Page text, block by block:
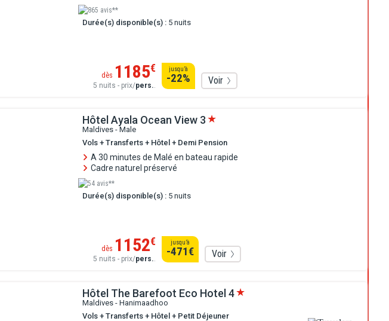
865 avis**
Durée(s) disponible(s) : 5 nuits
dès 1185€
5 nuits - prix/pers.
jusqu’à
-22% Voir
Hôtel Ayala Ocean View 3
Maldives - Male
Vols + Transferts + Hôtel + Demi Pension
A 30 minutes de Malé en bateau rapide
Cadre naturel préservé
54 avis**
Durée(s) disponible(s) : 5 nuits
dès 1152€
5 nuits - prix/pers.
jusqu’à
-471€ Voir
Hôtel The Barefoot Eco Hotel4
Maldives - Hanimaadhoo
Vols + Transferts + Hôtel + Petit Déjeuner